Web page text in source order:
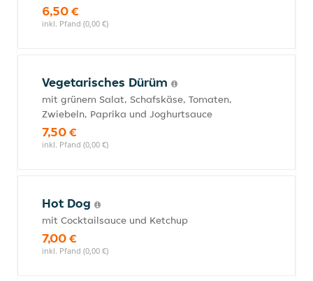
6,50 €
inkl. Pfand (0,00 €)
Vegetarisches Dürüm
mit grünem Salat, Schafskäse, Tomaten,
Zwiebeln, Paprika und Joghurtsauce
7,50 €
inkl. Pfand (0,00 €)
Hot Dog
mit Cocktailsauce und Ketchup
7,00 €
inkl. Pfand (0,00 €)